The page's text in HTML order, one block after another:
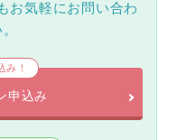
お気軽にお問い合わ
み！
申込み